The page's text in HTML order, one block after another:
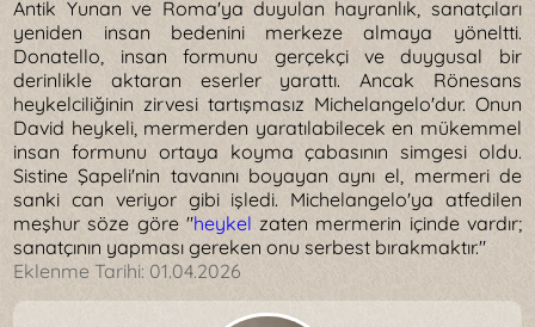
Antik Yunan ve Roma'ya duyulan hayranlık, sanatçıları
yeniden insan bedenini merkeze almaya yöneltti.
Donatello, insan formunu gerçekçi ve duygusal bir
derinlikle aktaran eserler yarattı. Ancak Rönesans
heykelciliğinin zirvesi tartışmasız Michelangelo'dur. Onun
David heykeli, mermerden yaratılabilecek en mükemmel
insan formunu ortaya koyma çabasının simgesi oldu.
Sistine Şapeli'nin tavanını boyayan aynı el, mermeri de
sanki can veriyor gibi işledi. Michelangelo'ya atfedilen
meşhur söze göre "heykel zaten mermerin içinde vardır;
sanatçının yapması gereken onu serbest bırakmaktır."
Eklenme Tarihi: 01.04.2026